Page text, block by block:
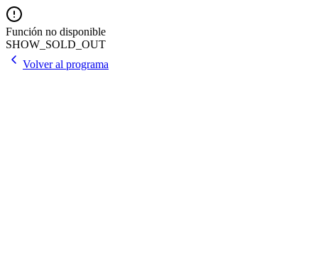
Función no disponible
SHOW_SOLD_OUT
Volver al programa